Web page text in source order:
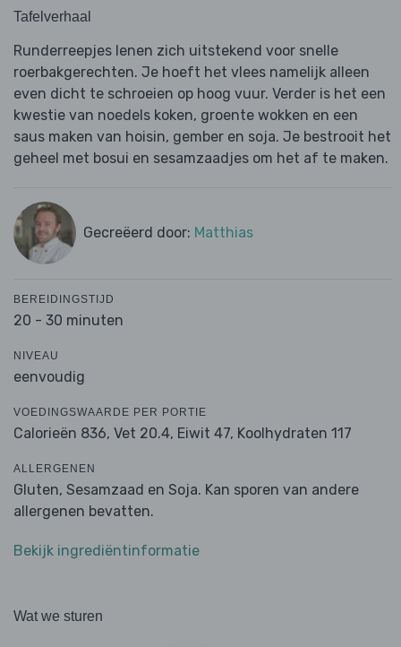
Tafelverhaal
Runderreepjes lenen zich uitstekend voor snelle
roerbakgerechten. Je hoeft het vlees namelijk alleen
even dicht te schroeien op hoog vuur. Verder is het een
kwestie van noedels koken, groente wokken en een
saus maken van hoisin, gember en soja. Je bestrooit het
geheel met bosui en sesamzaadjes om het af te maken.
Gecreëerd door: Matthias
BEREIDINGSTIJD
20 - 30 minuten
NIVEAU
eenvoudig
VOEDINGSWAARDE PER PORTIE
Calorieën 836, Vet 20.4, Eiwit 47, Koolhydraten 117
ALLERGENEN
Gluten, Sesamzaad en Soja. Kan sporen van andere
allergenen bevatten.
Bekijk ingrediëntinformatie
Wat we sturen